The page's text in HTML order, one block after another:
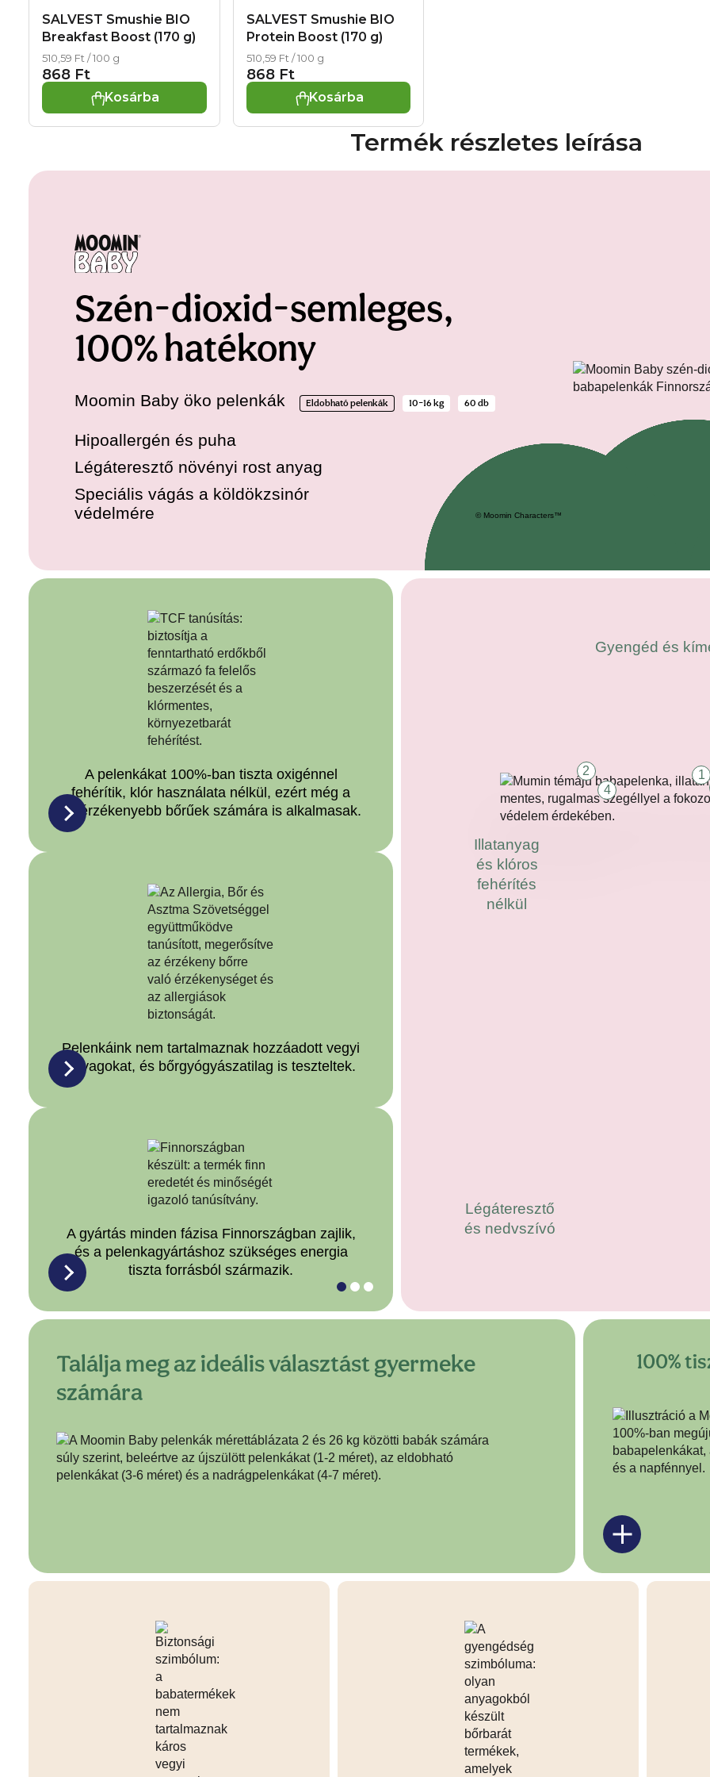
SALVEST Smushie BIO
Breakfast Boost (170 g)
868 Ft
Egységár:
510,59 Ft / 100 g
Kosárba
SALVEST Smushie BIO
Protein Boost (170 g)
868 Ft
Egységár:
510,59 Ft / 100 g
Kosárba
Termék részletes leírása
Szén-dioxid-semleges,
100% hatékony
Moomin Baby öko pelenkák Eldobható pelenkák 10–16 kg 60 db
Hipoallergén és puha
Légáteresztő növényi rost anyag
Speciális vágás a köldökzsinór
védelmére
© Moomin Characters™
A pelenkákat 100%-ban tiszta oxigénnel
fehérítik, klór használata nélkül, ezért még a
legérzékenyebb bőrűek számára is alkalmasak.
Pelenkáink nem tartalmaznak hozzáadott vegyi
anyagokat, és bőrgyógyászatilag is teszteltek.
A gyártás minden fázisa Finnországban zajlik,
és a pelenkagyártáshoz szükséges energia
tiszta forrásból származik.
1
2
4
Gyengéd és
Illatanyag
és klóros
fehérítés
nélkül
Légáteresztő
és nedvszívó
Találja meg az ideális választást gyermeke
számára
100%
A napenergia